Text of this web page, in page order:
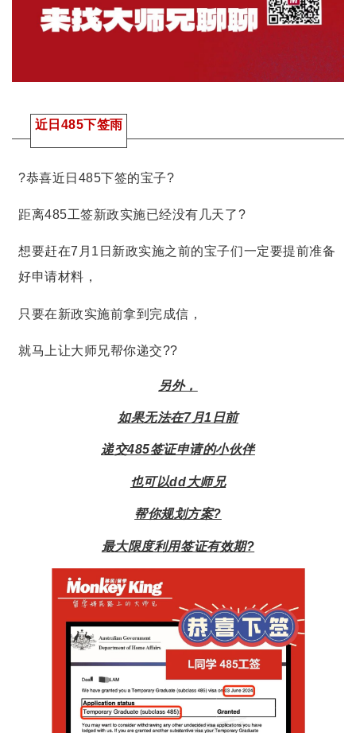
近日 485下签雨
?恭喜近日485下签的宝子?
距离485工签新政实施已经没有几天了?️
想要赶在7月1日新政实施之前的宝子们一定要提前准备
好申请材料，
只要在新政实施前拿到完成信，
就马上让大师兄帮你递交??
另外，
如果无法在7月1日前
递交485签证申请的小伙伴
也可以dd大师兄
帮你规划方案?
最大限度利用签证有效期?